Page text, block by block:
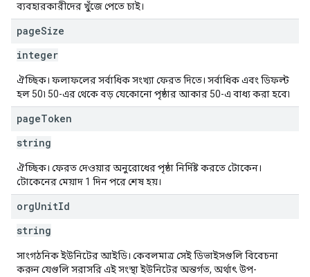
ব্যবহারকারীদের খুঁজে পেতে চাই।
pageSize
integer
ঐচ্ছিক। ফলাফলের সর্বাধিক সংখ্যা ফেরত দিতে। সর্বাধিক এবং ডিফল্ট
হল 50৷ 50-এর থেকে বড় যেকোনো পৃষ্ঠার আকার 50-এ বাধ্য করা হবে৷
pageToken
string
ঐচ্ছিক। ফেরত দেওয়ার অনুরোধের পৃষ্ঠা নির্দিষ্ট করতে টোকেন।
টোকেনের মেয়াদ 1 দিন পরে শেষ হয়।
orgUnitId
string
সাংগঠনিক ইউনিটের আইডি। কেবলমাত্র সেই ডিভাইসগুলি বিবেচনা
করুন যেগুলি সরাসরি এই সংস্থা ইউনিটের অন্তর্গত, অর্থাৎ উপ-